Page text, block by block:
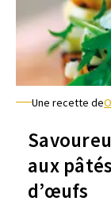
Une recette de
aux
d’œufs